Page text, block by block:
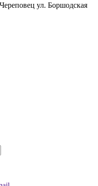
ул. Боршодская